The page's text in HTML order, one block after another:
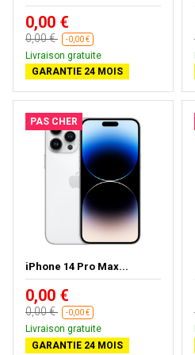
0,00 €
0,00 € -0,00 €
Livraison gratuite
GARANTIE 24 MOIS
PAS CHER
iPhone 14 Pro Max...
0,00 €
0,00 € -0,00 €
Livraison gratuite
GARANTIE 24 MOIS